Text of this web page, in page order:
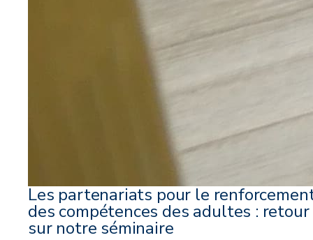
Les partenariats pour le
des compétences des adultes : retour
sur notre séminaire